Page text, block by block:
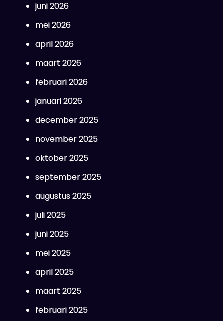
juni 2026
mei 2026
april 2026
maart 2026
februari 2026
januari 2026
december 2025
november 2025
oktober 2025
september 2025
augustus 2025
juli 2025
juni 2025
mei 2025
april 2025
maart 2025
februari 2025